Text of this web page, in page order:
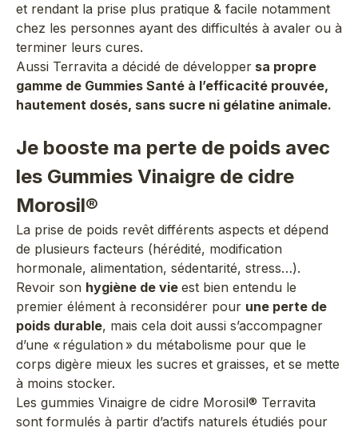
et rendant la prise plus pratique & facile notamment
chez les personnes ayant des difficultés à avaler ou à
terminer leurs cures.
Aussi Terravita a décidé de développer sa propre
gamme de Gummies Santé à l’efficacité prouvée,
hautement dosés, sans sucre ni gélatine animale.
Je booste ma perte de poids avec
les Gummies Vinaigre de cidre
Morosil®
La prise de poids revêt différents aspects et dépend
de plusieurs facteurs (hérédité, modification
hormonale, alimentation, sédentarité, stress…).
Revoir son hygiène de vie est bien entendu le
premier élément à reconsidérer pour une perte de
poids durable, mais cela doit aussi s’accompagner
d’une « régulation » du métabolisme pour que le
corps digère mieux les sucres et graisses, et se mette
à moins stocker.
Les gummies Vinaigre de cidre Morosil® Terravita
sont formulés à partir d’actifs naturels étudiés pour